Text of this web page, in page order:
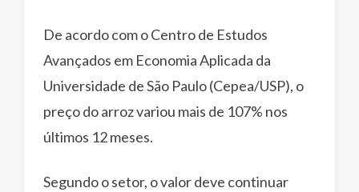
De acordo com o Centro de Estudos
Avançados em Economia Aplicada da
Universidade de São Paulo (Cepea/USP), o
preço do arroz variou mais de 107% nos
últimos 12 meses.
Segundo o setor, o valor deve continuar